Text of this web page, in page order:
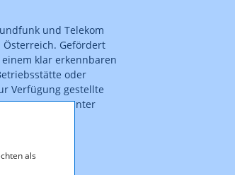
als
und Telekom
Gefördert
klar erkennbaren
oder
Verfügung gestellte
AUSTRIA unter